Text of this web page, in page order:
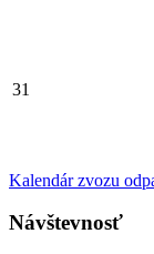
31
Kalendár zvozu
Návštevnosť